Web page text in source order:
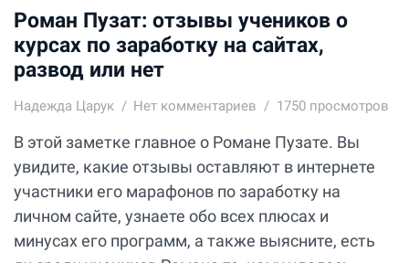
Роман Пузат: отзывы учеников о
курсах по заработку на сайтах,
развод или нет
Надежда Царук Нет комментариев 1750 просмотров
В этой заметке главное о Романе Пузате. Вы
увидите, какие отзывы оставляют в интернете
участники его марафонов по заработку на
личном сайте, узнаете обо всех плюсах и
минусах его программ, а также выясните, есть